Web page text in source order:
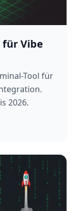
für Vibe
Tool für
2026.